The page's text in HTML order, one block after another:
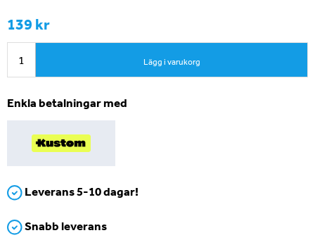
139 kr
Lägg i varukorg
Enkla betalningar med
Leverans 5-10 dagar!
Snabb leverans